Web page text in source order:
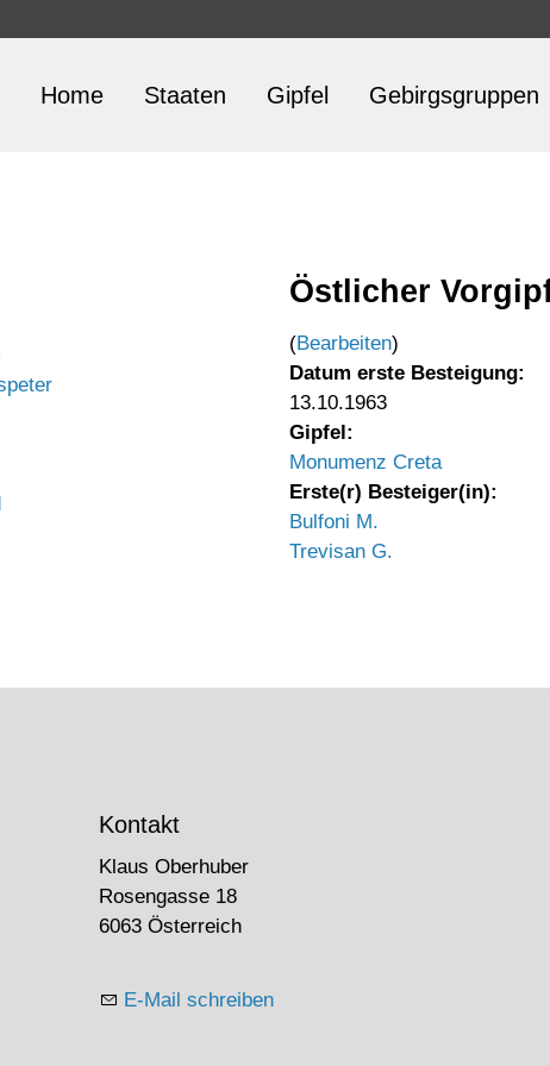
Home Staaten Gipfel Gebirgsgruppen
Östlicher
(Bearbeiten)
Datum erste Besteigung:
13.10.1963
Gipfel:
Monumenz Creta
Erste(r) Besteiger(in):
Bulfoni M.
Trevisan G.
Kontakt
Klaus Oberhuber
Rosengasse 18
6063 Österreich
E-Mail schreiben